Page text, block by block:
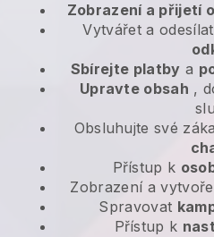
Zobrazení a přijetí
Vytvářet a odesílat
Sbírejte platby a
Upravte obsah ,
Obsluhujte své
Přístup k
Zobrazení a
Spravovat
Přístup k